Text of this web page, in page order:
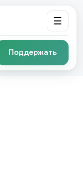
☰
Поддержать